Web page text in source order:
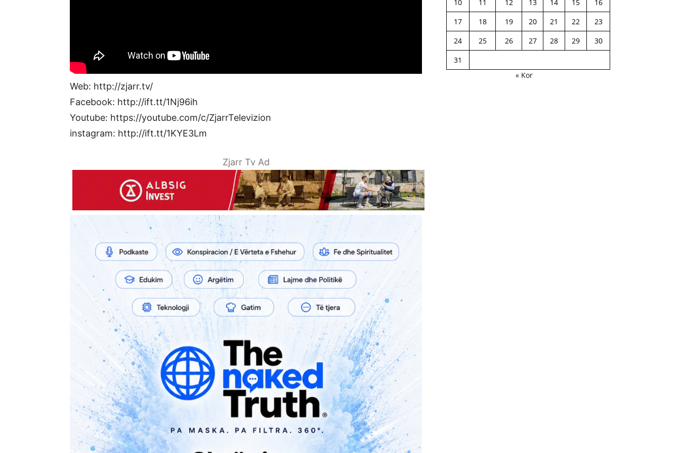
Web: http://zjarr.tv/
Facebook: http://ift.tt/1Nj96ih
Youtube: https://youtube.com/c/ZjarrTelevizion
instagram: http://ift.tt/1KYE3Lm
Zjarr Tv Ad
10 11 12 13 14 15
16
17
18 19 20 21 22
23
24
25 26 27 28 29
30
31
« Kor